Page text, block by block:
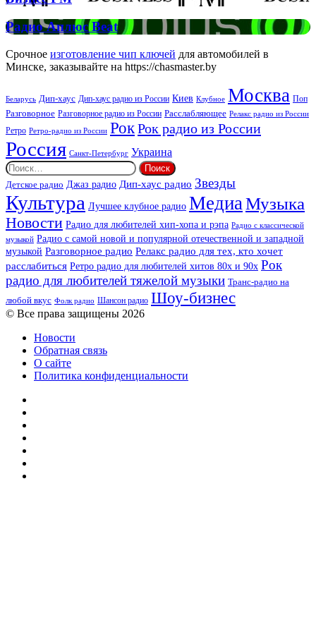
Радио
Аплюс
Beat
Радио Аплюс Beat
Срочное изготовление чип ключей для автомобилей в
Минске, заказывайте на https://chasmaster.by
Беларусь Дип-хаус Дип-хаус радио из России Киев Клубное Москва Поп
Разговорное Разговорное радио из России Расслабляющее Релакс радио из России
Ретро Ретро-радио из России РокРок радио из России
Россия Санкт-Петербург Украина
Найти:
Детское радио Джаз радио Дип-хаус радио Звезды
Культура Лучшее клубное радио МедиаМузыка
Новости Радио для любителей хип-хопа и рэпа Радио с классической
музыкой Радио с самой новой и популярной отечественной и западной
музыкой Разговорное радио Релакс радио для тех, кто хочет
расслабиться Ретро радио для любителей хитов 80х и 90х Рок
радио для любителей тяжелой музыки Транс-радио на
любой вкус Фолк радио Шансон радио Шоу-бизнес
© Все права защищены 2026
Новости
Обратная связь
О сайте
Политика конфиденциальности